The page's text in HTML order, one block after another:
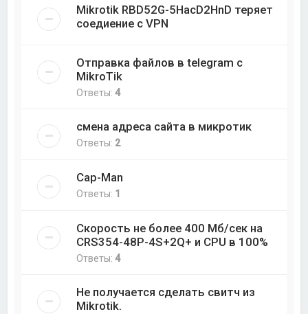
Mikrotik RBD52G-5HacD2HnD теряет
соедиение с VPN
Отправка файлов в telegram с
MikroTik
Ответы:4
смена адреса сайта в микротик
Ответы: 2
Cap-Man
Ответы: 1
Скорость не более 400 Мб/cек на
CRS354-48P-4S+2Q+ и CPU в 100%
Ответы:4
Не получается сделать свитч из
Mikrotik.